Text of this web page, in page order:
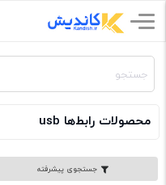
محصولات رابط‌ها usb
جستجوی پیشرفته